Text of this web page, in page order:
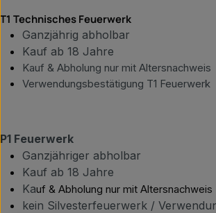
T1 Technisches Feuerwerk
Ganzjährig abholbar
Kauf ab 18 Jahre
Kauf & Abholung nur mit Altersnachweis
Verwendungsbestätigung T1 Feuerwerk
P1 Feuerwerk
Ganzjähriger abholbar
Kauf ab 18 Jahre
Kauf & Abholung nur mit Altersnachweis
kein Silvesterfeuerwerk /